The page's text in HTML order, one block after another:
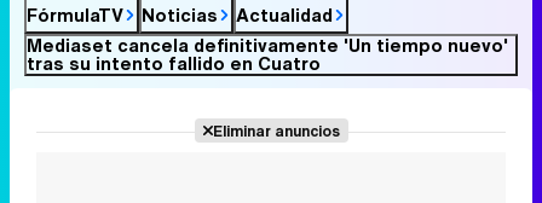
FórmulaTV Noticias
Actualidad
Mediaset cancela definitivamente 'Un tiempo nuevo'
tras su intento fallido en Cuatro
Eliminar anuncios